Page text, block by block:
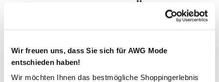
Wir freuen uns, dass Sie sich für AWG Mode
entschieden haben!
Wir möchten Ihnen das bestmögliche Shoppingerlebnis
Unisex Fan T-Shirt TÜRKEI
Ursprünglicher Preis: 9,99 €
Farbe Rot